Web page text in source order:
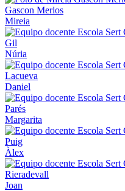
Gascon Merlos
Mireia
Gil
Núria
Lacueva
Daniel
Parés
Margarita
Puig
Àlex
Rieradevall
Joan